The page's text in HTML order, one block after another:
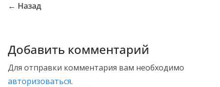
← Назад
Добавить комментарий
Для отправки комментария вам необходимо
авторизоваться.